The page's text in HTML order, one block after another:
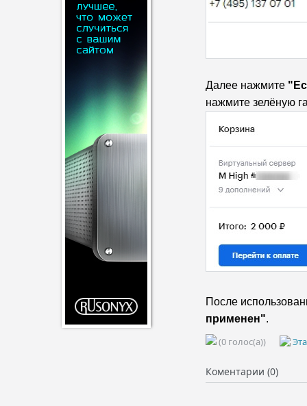
Далее нажмите "
нажмите зелёную
После
применен".
(0 голос(а))
Коментарии (0)